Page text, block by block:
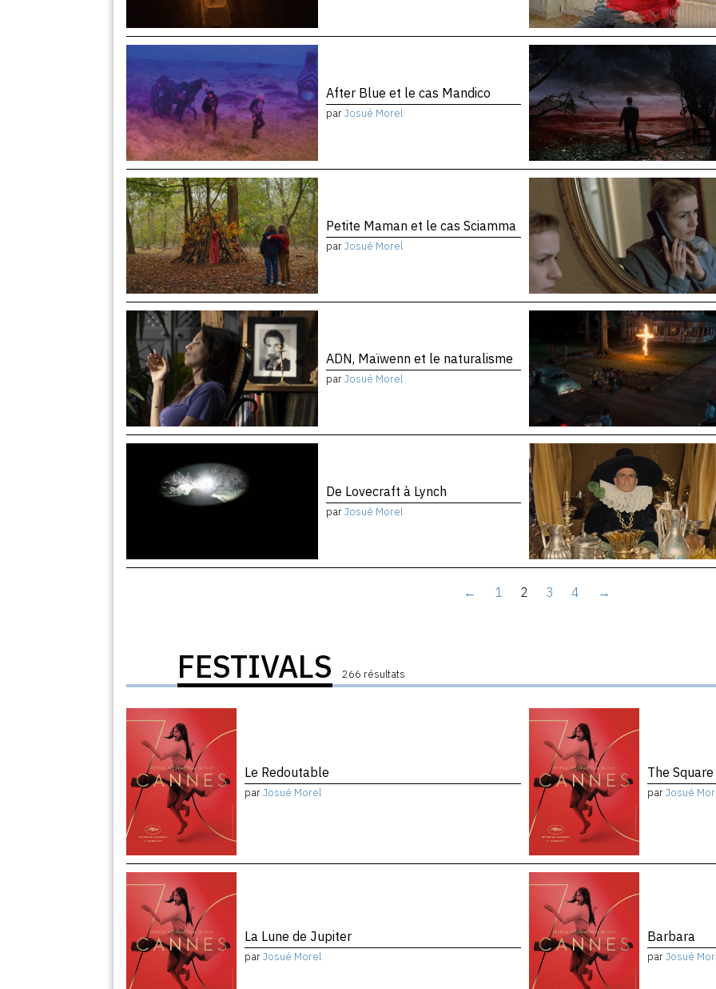
After Blue et le cas Mandico
parJosué Morel
Petite Maman et le cas Sciamma
parJosué Morel
ADN, Maïwenn et le naturalisme
parJosué Morel
De Lovecraft à Lynch
parJosué Morel
← 1 2 3 4 →
FESTIVALS 266 résultats
Le Redoutable
parJosué Morel
The Square
parJosué
La Lune de Jupiter
parJosué Morel
Barbara
parJosué